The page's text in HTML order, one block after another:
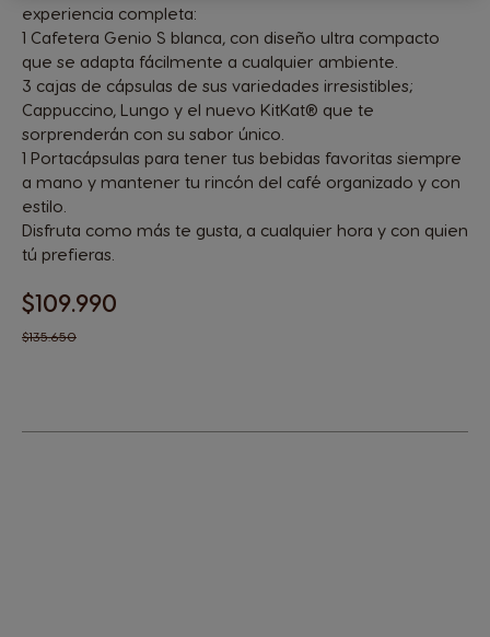
experiencia completa:
1 Cafetera Genio S blanca, con diseño ultra compacto
que se adapta fácilmente a cualquier ambiente.
3 cajas de cápsulas de sus variedades irresistibles;
Cappuccino, Lungo y el nuevo KitKat® que te
sorprenderán con su sabor único.
1 Portacápsulas para tener tus bebidas favoritas siempre
a mano y mantener tu rincón del café organizado y con
estilo.
Disfruta como más te gusta, a cualquier hora y con quien
tú prefieras.
$135.650
$109.990